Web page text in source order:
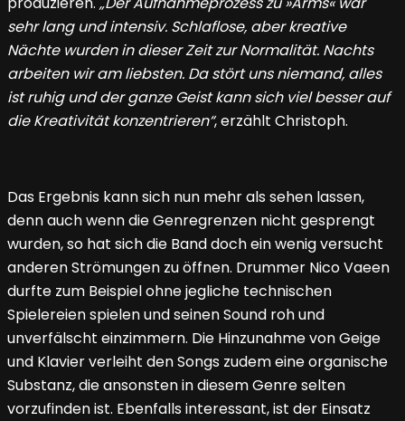
sehr lang und intensiv. Schlaflose, aber kreative
Nächte wurden in dieser Zeit zur Normalität. Nachts
arbeiten wir am liebsten. Da stört uns niemand, alles
ist ruhig und der ganze Geist kann sich viel besser auf
die Kreativität konzentrieren“, erzählt Christoph.
Das Ergebnis kann sich nun mehr als sehen lassen,
denn auch wenn die Genregrenzen nicht gesprengt
wurden, so hat sich die Band doch ein wenig versucht
anderen Strömungen zu öffnen. Drummer Nico Vaeen
durfte zum Beispiel ohne jegliche technischen
Spielereien spielen und seinen Sound roh und
unverfälscht einzimmern. Die Hinzunahme von Geige
und Klavier verleiht den Songs zudem eine organische
Substanz, die ansonsten in diesem Genre selten
vorzufinden ist. Ebenfalls interessant, ist der Einsatz